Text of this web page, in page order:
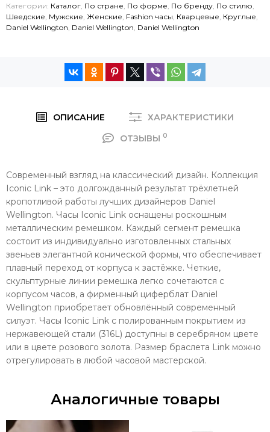
Категории: Каталог По стране По форме По бренду По стилю
Шведские Мужские Женские Fashion часы Кварцевые Круглые
Daniel Wellington Daniel Wellington Daniel Wellington
ОПИСАНИЕ
ХАРАКТЕРИСТИКИ
ОТЗЫВЫ 0
Современный взгляд на классический дизайн. Коллекция
Iconic Link – это долгожданный результат трёхлетней
кропотливой работы лучших дизайнеров Daniel
Wellington. Часы Iconic Link оснащены роскошным
металлическим ремешком. Каждый сегмент ремешка
состоит из индивидуально изготовленных стальных
звеньев элегантной конической формы, что обеспечивает
плавный переход от корпуса к застёжке. Четкие,
скульптурные линии ремешка легко сочетаются с
корпусом часов, а фирменный циферблат Daniel
Wellington приобретает обновлённый современный
силуэт. Часы Iconic Link с полированным покрытием из
нержавеющей стали (316L) доступны в серебряном цвете
или в цвете розового золота. Размер браслета Link можно
отрегулировать в любой часовой мастерской.
Аналогичные товары